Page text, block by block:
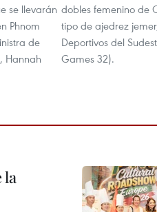
se llevarán
Phnom
de
Hannah
dobles femenino de
tipo de ajedrez
Deportivos del
Games 32).
la